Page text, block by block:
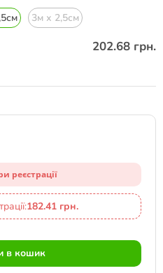
3м х 2,5см
202.68 грн.
реєстрації
182.41 грн.
в кошик